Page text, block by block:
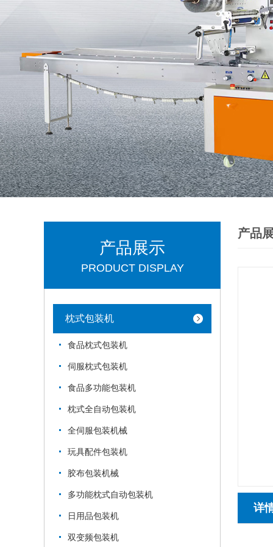
产品展示
PRODUCT DISPLAY
枕式包装机
食品枕式包装机
伺服枕式包装机
食品多功能包装机
枕式全自动包装机
全伺服包装机械
玩具配件包装机
胶布包装机械
多功能枕式自动包装机
日用品包装机
双变频包装机
产品
详